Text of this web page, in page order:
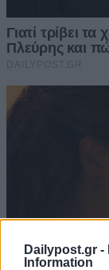
Dailypost.gr -
Information